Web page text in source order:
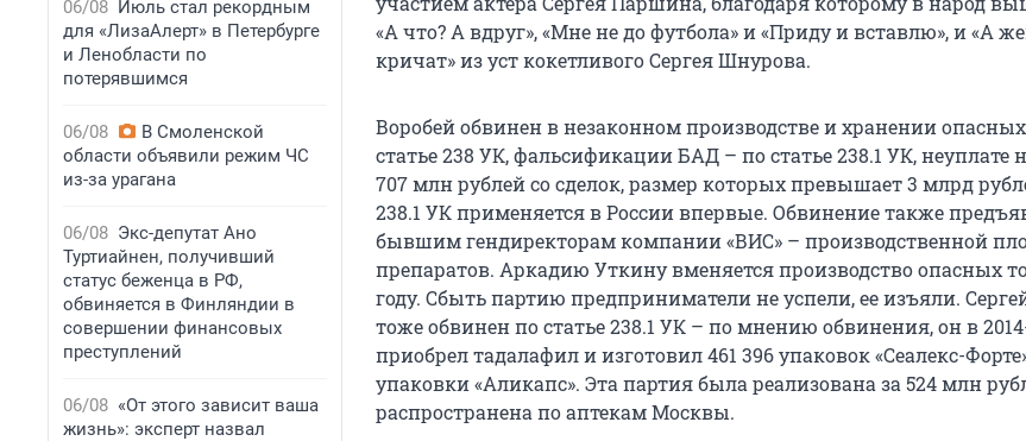
06/08 Июль стал рекордным
для «ЛизаАлерт» в Петербурге
и Ленобласти по
потерявшимся
06/08
В Смоленской
области объявили режим ЧС
из-за урагана
06/08 Экс-депутат Ано
Туртиайнен, получивший
статус беженца в РФ,
обвиняется в Финляндии в
совершении финансовых
преступлений
06/08 «От этого зависит ваша
жизнь»: эксперт назвал
«А что? А вдруг», «Мне не до футбола» и «Приду и вставлю», и «А
кричат» из уст кокетливого Сергея Шнурова.
Воробей обвинен в незаконном производстве и хранении
статье 238 УК, фальсификации БАД – по статье 238.1 УК, неуплате
707 млн рублей со сделок, размер которых превышает 3 млрд
238.1 УК применяется в России впервые. Обвинение также
бывшим гендиректорам компании «ВИС» – производственной
препаратов. Аркадию Уткину вменяется производство опасных
году. Сбыть партию предприниматели не успели, ее изъяли.
тоже обвинен по статье 238.1 УК – по мнению обвинения, он в
приобрел тадалафил и изготовил 461 396 упаковок «Сеалекс-
упаковки «Аликапс». Эта партия была реализована за 524 млн
распространена по аптекам Москвы.